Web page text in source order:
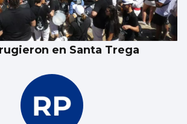
invitan a hacer de extra en
Vigo
en Santa Trega